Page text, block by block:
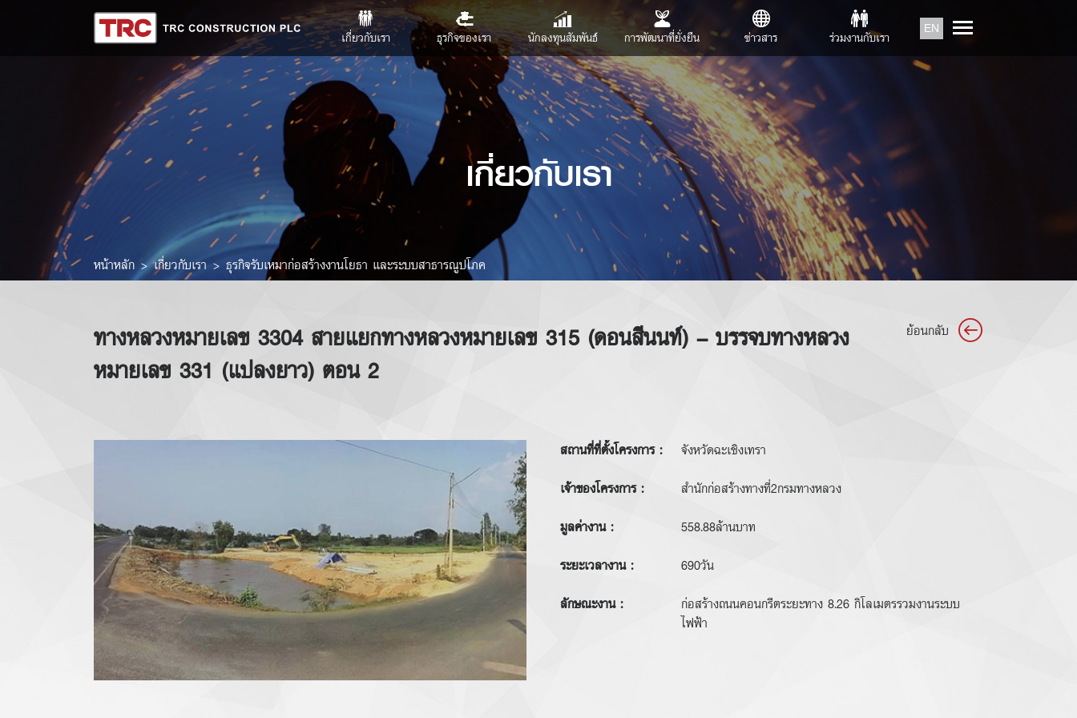
เกี่ยวกับเรา ธุรกิจของเรา นักลงทุนสัมพันธ์ การพัฒนาที่ยั่งยืน ข่าวสาร ร่วมงานกับเรา
EN
เกี่ยวกับเรา
หน้าหลัก เกี่ยวกับเรา ธุรกิจรับเหมาก่อสร้างงานโยธา และระบบสาธารณูปโภค
ทางหลวงหมายเลข 3304 สายแยกทางหลวงหมายเลข 315 (ดอนสีนนท์) – บรรจบทางหลวง
หมายเลข 331 (แปลงยาว) ตอน 2
ย้อนกลับ
สถานที่ที่ตั้งโครงการ :
จังหวัดฉะเชิงเทรา
เจ้าของโครงการ :
สำนักก่อสร้างทางที่2กรมทางหลวง
มูลค่างาน :
558.88ล้านบาท
ระยะเวลางาน :
690วัน
ลักษณะงาน :
ก่อสร้างถนนคอนกรีตระยะทาง 8.26 กิโลเมตรรวมงานระบบ
ไฟฟ้า